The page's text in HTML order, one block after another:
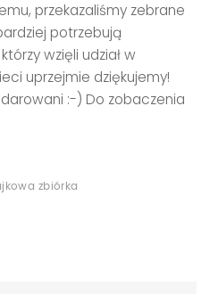
przekazaliśmy zebrane
potrzebują
wzięli udział w
uprzejmie dziękujemy!
:-) Do zobaczenia
zbiórka